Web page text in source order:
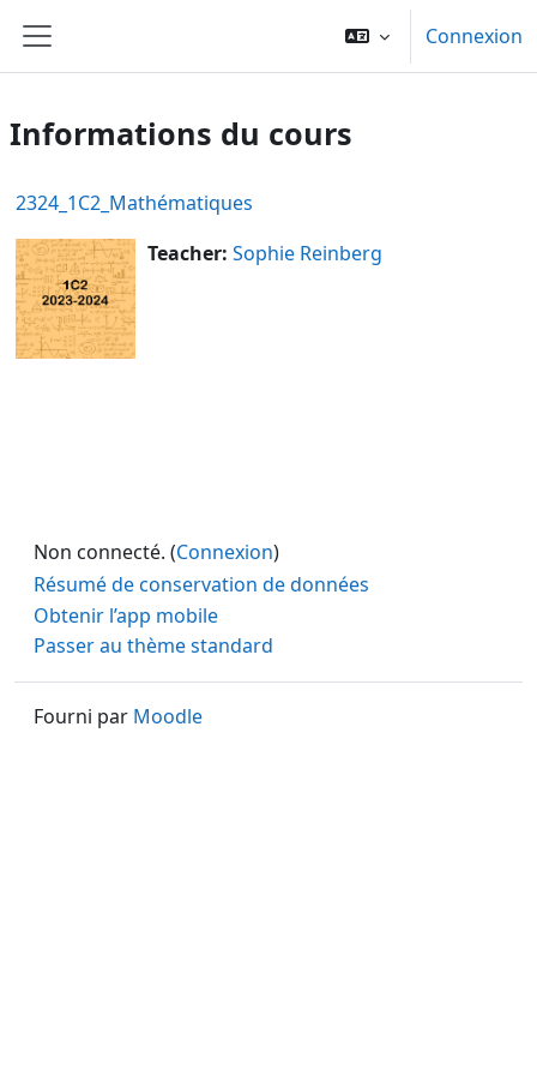
Panneau latéral
Connexion
Informations du cours
2324_1C2_Mathématiques
Teacher: Sophie Reinberg
Non connecté. (Connexion)
Résumé de conservation de données
Obtenir l’app mobile
Passer au thème standard
Fourni par Moodle